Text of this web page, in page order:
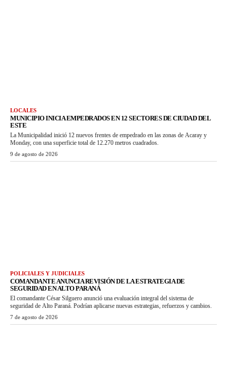
LOCALES
MUNICIPIO INICIA EMPEDRADOS EN 12 SECTORES DE CIUDAD DEL
ESTE
La Municipalidad inició 12 nuevos frentes de empedrado en las zonas de Acaray y
Monday, con una superficie total de 12.270 metros cuadrados.
9 de agosto de 2026
POLICIALES Y JUDICIALES
COMANDANTE ANUNCIA REVISIÓN DE LA ESTRATEGIA DE
SEGURIDAD EN ALTO PARANÁ
El comandante César Silguero anunció una evaluación integral del sistema de
seguridad de Alto Paraná. Podrían aplicarse nuevas estrategias, refuerzos y cambios.
7 de agosto de 2026